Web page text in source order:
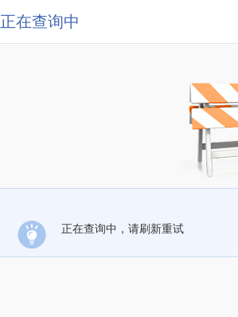
正在查询中
正在查询中，请刷新重试